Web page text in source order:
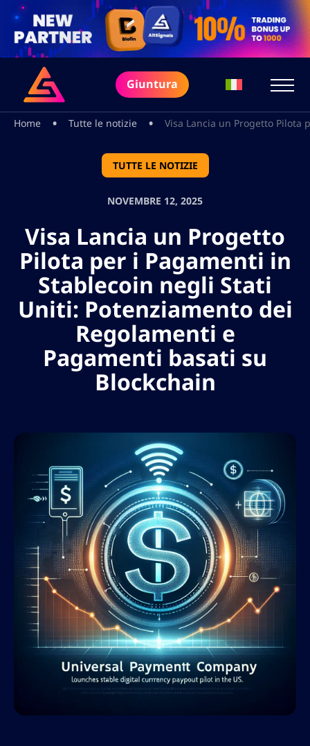
Giuntura
Home • Tutte le notizie • Visa Lancia un Progetto Pilota
TUTTE LE NOTIZIE
NOVEMBRE 12, 2025
Visa Lancia un Progetto
Pilota per i Pagamenti in
Stablecoin negli Stati
Uniti: Potenziamento dei
Regolamenti e
Pagamenti basati su
Blockchain